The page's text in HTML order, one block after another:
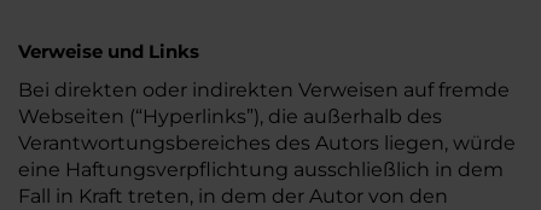
Verweise und Links
Bei direkten oder indirekten Verweisen auf fremde
Webseiten (“Hyperlinks”), die außerhalb des
Verantwortungsbereiches des Autors liegen, würde
eine Haftungsverpflichtung ausschließlich in dem
Fall in Kraft treten, in dem der Autor von den